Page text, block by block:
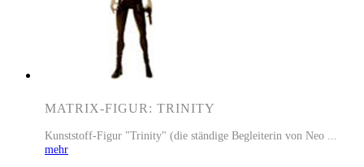
MATRIX-FIGUR: TRINITY
Kunststoff-Figur "Trinity" (die ständige Begleiterin von Neo ...
mehr